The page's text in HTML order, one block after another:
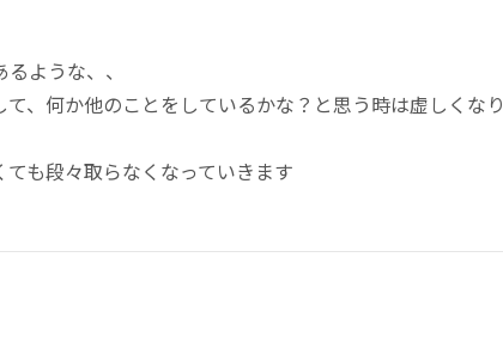
ような、、
、何か他のことをしているかな？と思う時は虚しくなり
も段々取らなくなっていきます